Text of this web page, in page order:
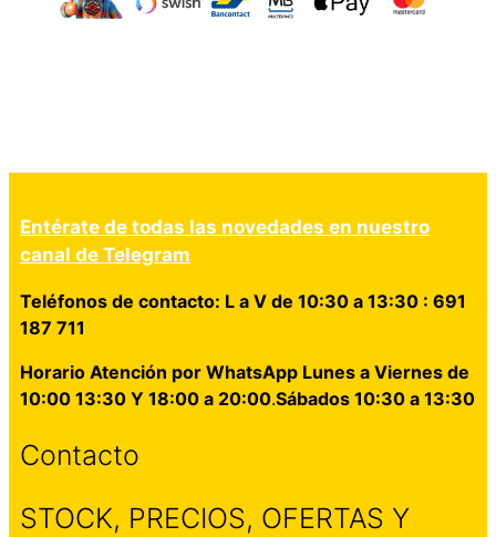
Entérate de todas las novedades en nuestro
canal de Telegram
Teléfonos de contacto: L a V de 10:30 a 13:30 : 691
187 711
Horario Atención por WhatsApp Lunes a Viernes de
10:00 13:30 Y 18:00 a 20:00.Sábados 10:30 a 13:30
Contacto
STOCK, PRECIOS, OFERTAS Y